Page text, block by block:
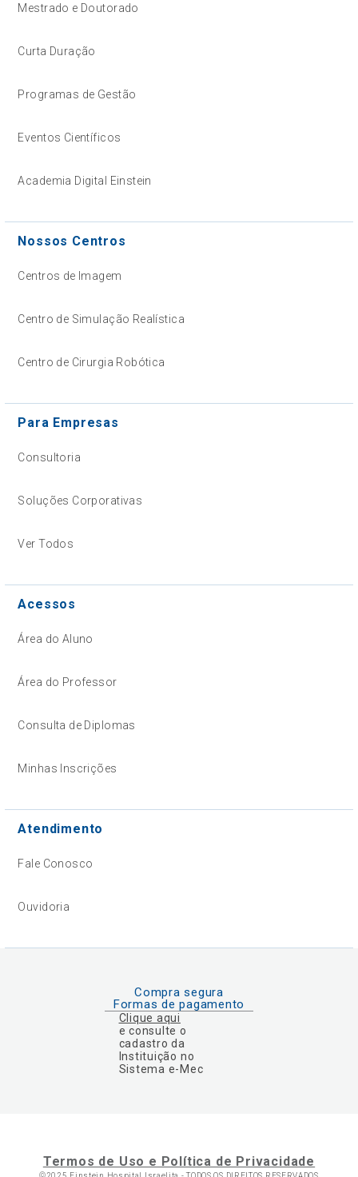
Mestrado e Doutorado
Curta Duração
Programas de Gestão
Eventos Científicos
Academia Digital Einstein
Nossos Centros
Centros de Imagem
Centro de Simulação Realística
Centro de Cirurgia Robótica
Para Empresas
Consultoria
Soluções Corporativas
Ver Todos
Acessos
Área do Aluno
Área do Professor
Consulta de Diplomas
Minhas Inscrições
Atendimento
Fale Conosco
Ouvidoria
Compra segura
Formas de pagamento
Clique aqui
e consulte o
cadastro da
Instituição no
Sistema e-Mec
Termos de Uso e Política de Privacidade